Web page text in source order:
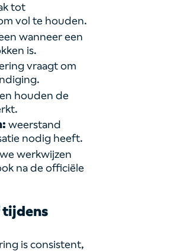
tot
vol te houden.
wanneer een
is.
vraagt om
houden de
weerstand
nodig heeft.
werkwijzen
na de officiële
tijdens
is consistent,